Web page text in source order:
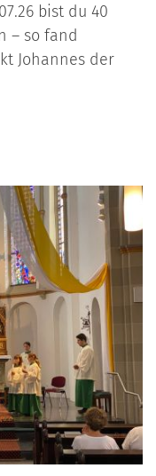
bist du 40
– so fand
Johannes der